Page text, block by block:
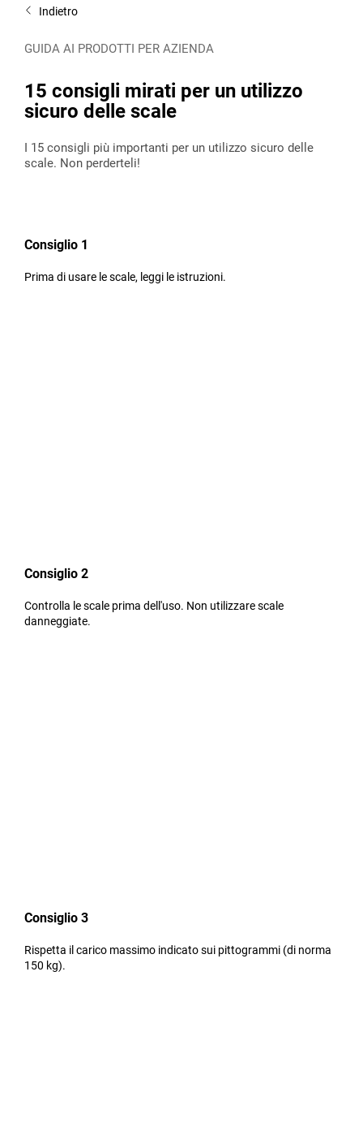
Indietro
GUIDA AI PRODOTTI PER AZIENDA
15 consigli mirati per un utilizzo
sicuro delle scale
I 15 consigli più importanti per un utilizzo sicuro delle
scale. Non perderteli!
Consiglio 1
Prima di usare le scale, leggi le istruzioni.
Consiglio 2
Controlla le scale prima dell'uso. Non utilizzare scale
danneggiate.
Consiglio 3
Rispetta il carico massimo indicato sui pittogrammi (di norma
150 kg).